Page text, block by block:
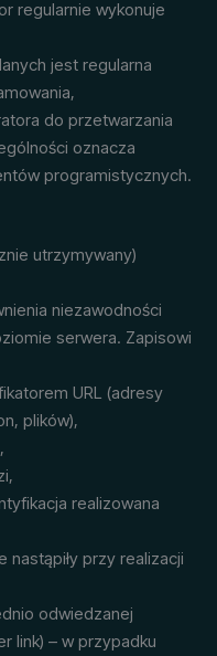
regularnie wykonuje
jest regularna
do przetwarzania
oznacza
programistycznych.
utrzymywany)
niezawodności
serwera. Zapisowi
URL (adresy
plików),
realizowana
nastąpiły przy realizacji
odwiedzanej
link) – w przypadku